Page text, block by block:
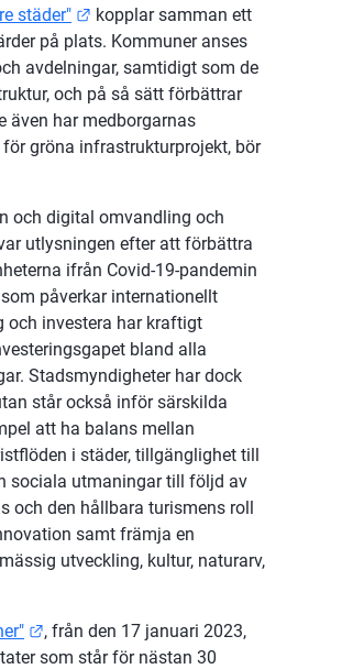
städer" Länk till annan webbplats.
kopplar samman ett
på plats. Kommuner anses
avdelningar, samtidigt som de
och på så sätt förbättrar
även har medborgarnas
gröna infrastrukturprojekt, bör
och digital omvandling och
utlysningen efter att förbättra
ifrån Covid-19-pandemin
påverkar internationellt
och investera har kraftigt
bland alla
Stadsmyndigheter har dock
står också inför särskilda
att ha balans mellan
i städer, tillgänglighet till
sociala utmaningar till följd av
och den hållbara turismens roll
samt främja en
utveckling, kultur, naturarv,
Länk till annan webbplats.
, från den 17 januari 2023,
som står för nästan 30